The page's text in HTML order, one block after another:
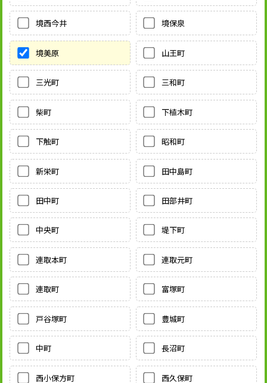
境西今井 境保泉
境美原 山王町
三光町 三和町
柴町 下植木町
下触町 昭和町
新栄町 田中島町
田中町 田部井町
中央町 堤下町
連取本町 連取元町
連取町 富塚町
戸谷塚町 豊城町
中町 長沼町
西小保方町 西久保町